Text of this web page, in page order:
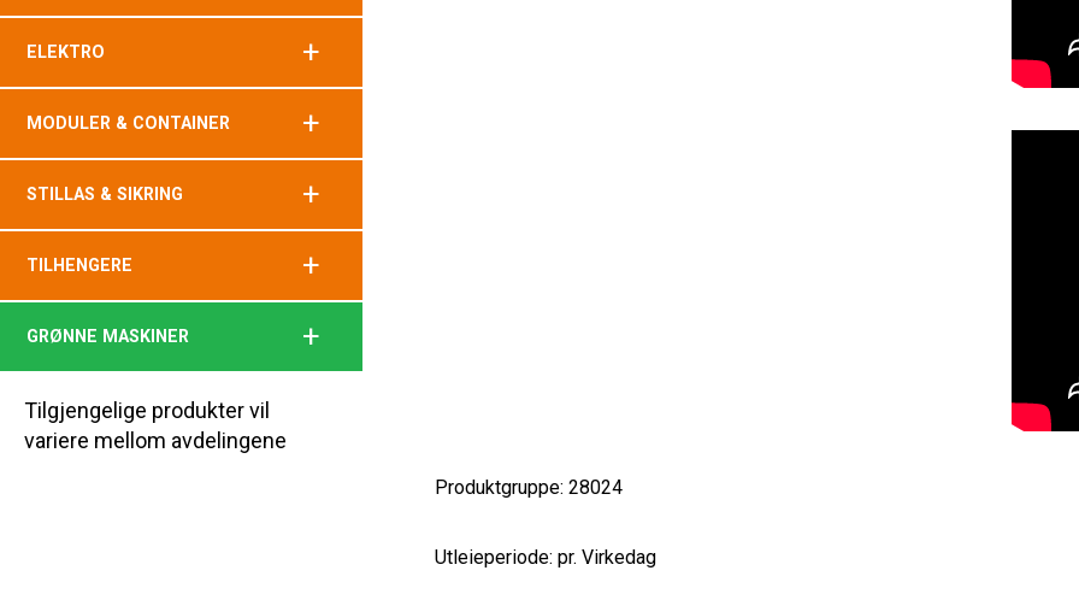
ELEKTRO +
MODULER & CONTAINER +
STILLAS & SIKRING +
TILHENGERE +
GRØNNE MASKINER +
Tilgjengelige produkter vil
variere mellom avdelingene
Produktgruppe: 28024
Utleieperiode: pr. Virkedag